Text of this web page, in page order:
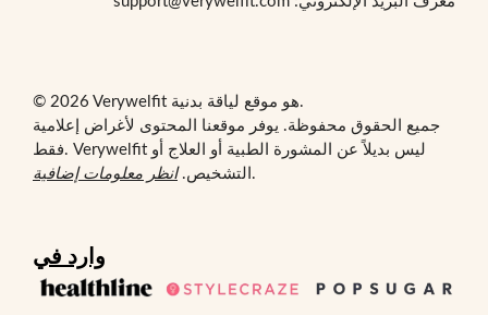
© 2026 Verywelfit هو موقع لياقة بدنية.
جميع الحقوق محفوظة. يوفر موقعنا المحتوى لأغراض إعلامية
فقط. Verywelfit ليس بديلاً عن المشورة الطبية أو العلاج أو
التشخيص.انظر معلومات إضافية .
وارد في